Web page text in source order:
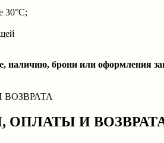
30°C;
наличию, брони или оформления
ОПЛАТЫ И